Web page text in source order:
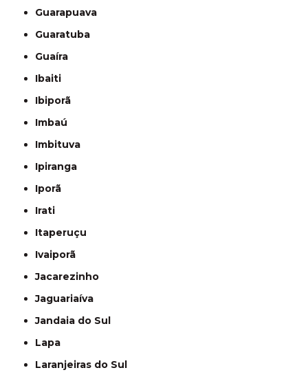
Guarapuava
Guaratuba
Guaíra
Ibaiti
Ibiporã
Imbaú
Imbituva
Ipiranga
Iporã
Irati
Itaperuçu
Ivaiporã
Jacarezinho
Jaguariaíva
Jandaia do Sul
Lapa
Laranjeiras do Sul